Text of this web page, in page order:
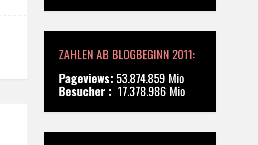
ZAHLEN AB BLOGBEGINN 2011:
Pageviews: 53.874.859 Mio
Besucher : 17.378.986 Mio